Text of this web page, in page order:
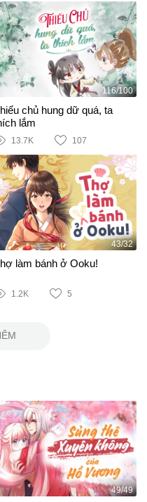
116/100
chủ hung dữ quá, ta
lắm
13.7K 107
43/32
làm bánh ở Ooku!
1.2K 5
49/49